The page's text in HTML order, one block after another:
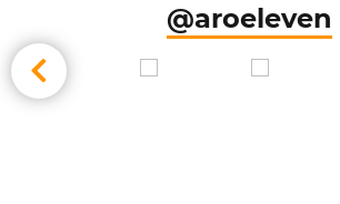
@aroeleven